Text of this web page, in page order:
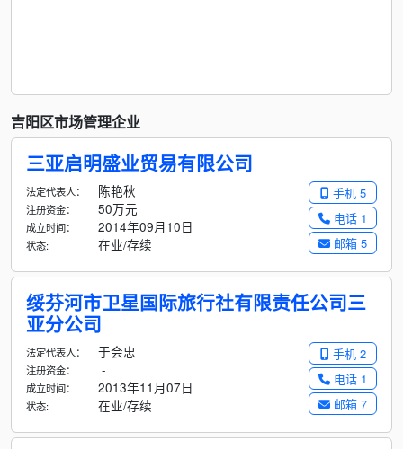
吉阳区市场管理企业
三亚启明盛业贸易有限公司
手机 5
电话 1
邮箱 5
法定代表人： 陈艳秋
注册资金： 50万元
成立时间： 2014年09月10日
状态: 在业/存续
绥芬河市卫星国际旅行社有限责任公司三
亚分公司
手机 2
电话 1
邮箱 7
法定代表人： 于会忠
注册资金： -
成立时间： 2013年11月07日
状态: 在业/存续